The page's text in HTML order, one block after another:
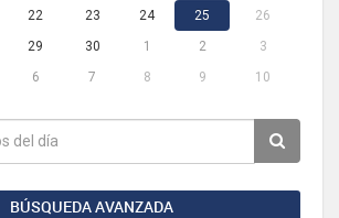
22 23 24 25
26
29 30 1 2
3
6 7 8 9 10
BÚSQUEDA AVANZADA